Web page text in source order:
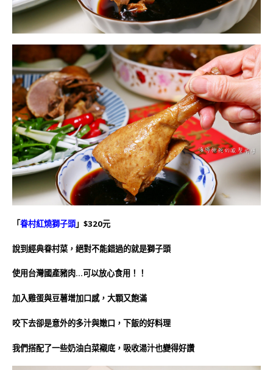
「眷村紅燒獅子頭」$320元
說到經典眷村菜，絕對不能錯過的就是獅子頭
使用台灣國產豬肉…可以放心食用！！
加入雞蛋與豆薯增加口感，大顆又飽滿
咬下去卻是意外的多汁與嫩口，下飯的好料理
我們搭配了一些奶油白菜襯底，吸收湯汁也變得好讚